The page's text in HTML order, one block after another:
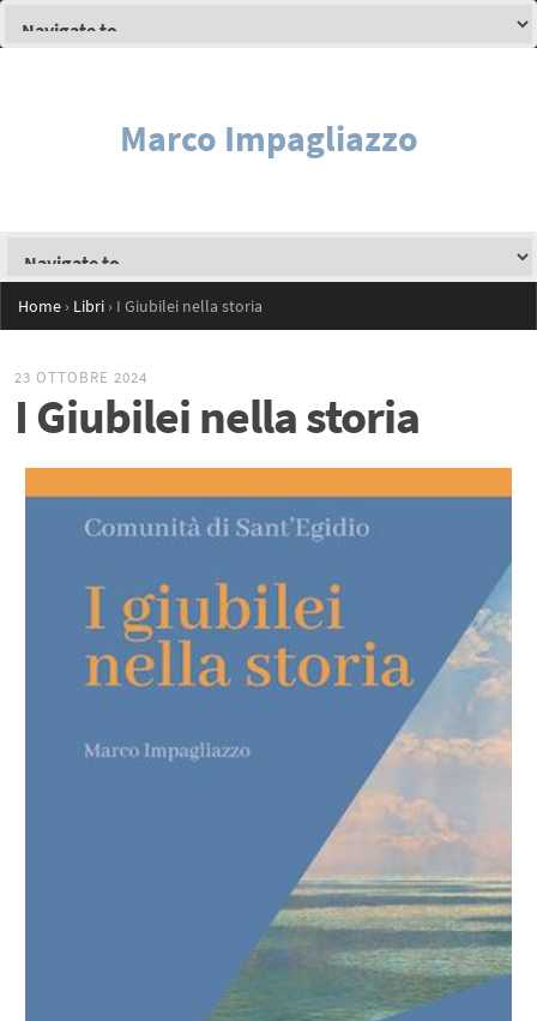
Marco Impagliazzo
Home › Libri › I Giubilei nella storia
23 OTTOBRE 2024
I Giubilei nella storia